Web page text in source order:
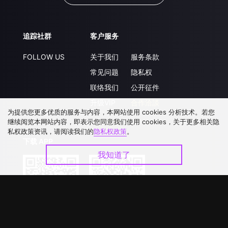
追踪社群
FOLLOW US
客户服务
关于我们
常见问题
联络我们
服务条款
隐私权
公开征件
为提供您更多优质的服务与内容，本网站使用 cookies 分析技术。若您
继续阅览本网站内容，即表示您同意我们使用 cookies，关于更多相关隐
私权政策资讯，请阅读我们的隐私权政策。
我知道了